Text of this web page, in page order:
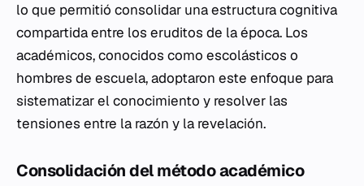
lo que permitió consolidar una estructura cognitiva
compartida entre los eruditos de la época. Los
académicos, conocidos como escolásticos o
hombres de escuela, adoptaron este enfoque para
sistematizar el conocimiento y resolver las
tensiones entre la razón y la revelación.
Consolidación del método académico